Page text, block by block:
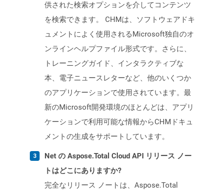
供された検索オプションを介してコンテンツ
を検索できます。 CHMは、ソフトウェアドキ
ュメントによく使用されるMicrosoft独自のオ
ンラインヘルプファイル形式です。さらに、
トレーニングガイド、インタラクティブな
本、電子ニュースレターなど、他のいくつか
のアプリケーションで使用されています。最
新のMicrosoft開発環境のほとんどは、アプリ
ケーションで利用可能な情報からCHMドキュ
メントの生成をサポートしています。
Net の Aspose.Total Cloud API リリース ノー
トはどこにありますか?
完全なリリース ノートは、Aspose.Total